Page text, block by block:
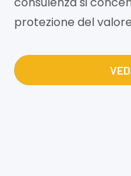
protezione del